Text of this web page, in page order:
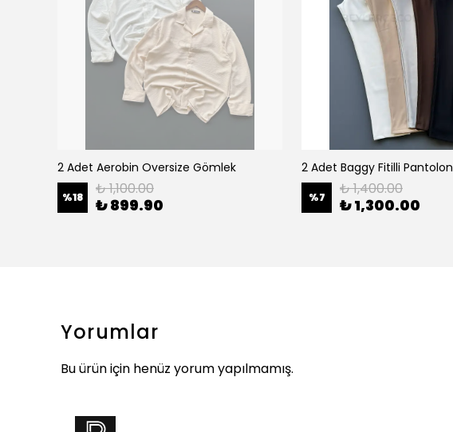
2 Adet Aerobin Oversize Gömlek
%18 ₺ 1,100.00
₺ 899.90
2 Adet Baggy Fitilli Pantolon
%7 ₺ 1,400.00
₺ 1,300.00
Yorumlar
Bu ürün için henüz yorum yapılmamış.